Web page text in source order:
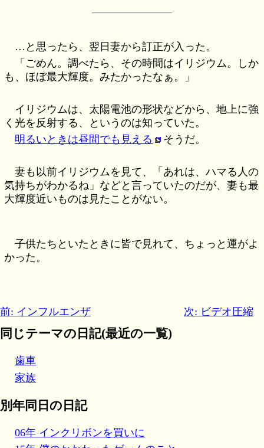
…と思ったら、翌日妻から訂正が入った。
「ごめん。調べたら、その時間はイリジウム。しか
も、ほぼ最大輝度。みたかったなぁ。」
イリジウムは、太陽電池の形状などから、地上に強
く光を反射する、というのは知っていた。
明るいときは昼間でも見える
そうだ。
妻も以前イリジウムを見て、「あれは、ハマる人の
気持ちがわかるね」などと言っていたのだが、妻も最
大輝度近いものは見たことがない。
子供たちといたときに皆で見れて、ちょっと運がよ
かった。
前: インフルエンザ 次: ビデオ圧縮
同じテーマの日記(最近の一覧)
歯車
家族
別年同日の日記
06年 インクリボンを買いに